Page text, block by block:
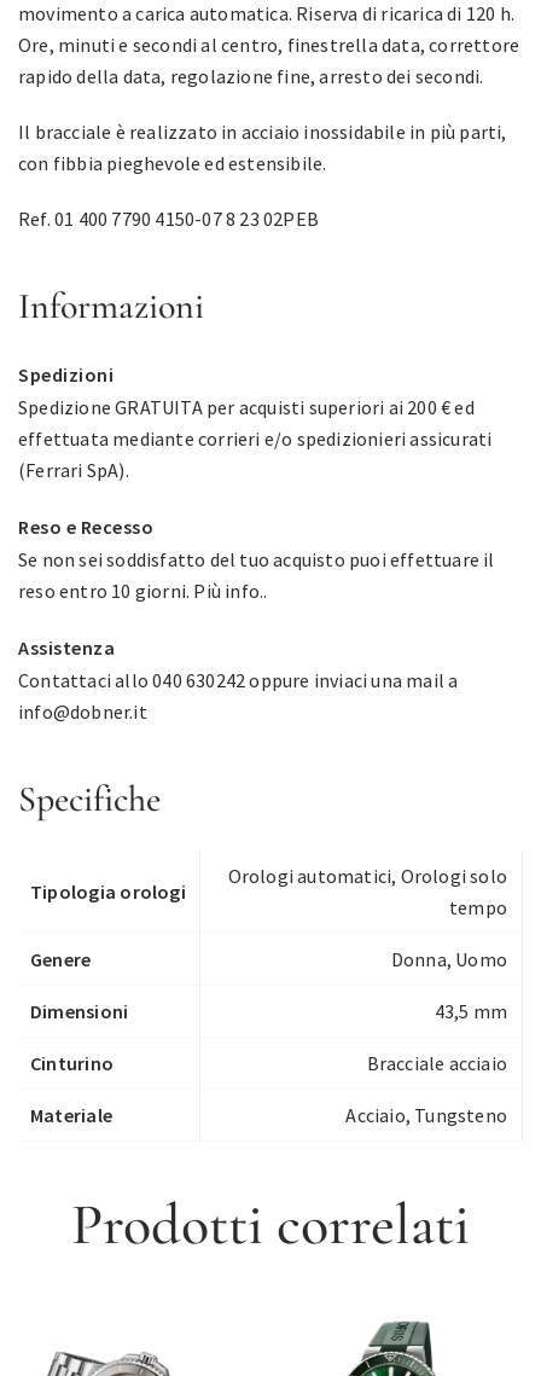
movimento a carica automatica. Riserva di ricarica di 120 h.
Ore, minuti e secondi al centro, finestrella data, correttore
rapido della data, regolazione fine, arresto dei secondi.
Il bracciale è realizzato in acciaio inossidabile in più parti,
con fibbia pieghevole ed estensibile.
Ref. 01 400 7790 4150-07 8 23 02PEB
Informazioni
Spedizioni
Spedizione GRATUITA per acquisti superiori ai 200 € ed
effettuata mediante corrieri e/o spedizionieri assicurati
(Ferrari SpA).
Reso e Recesso
Se non sei soddisfatto del tuo acquisto puoi effettuare il
reso entro 10 giorni. Più info..
Assistenza
Contattaci allo 040 630242 oppure inviaci una mail a
info@dobner.it
Specifiche
Tipologia orologi
Orologi automatici, Orologi solo
tempo
Genere Donna, Uomo
Dimensioni 43,5 mm
Cinturino Bracciale acciaio
Materiale Acciaio, Tungsteno
Prodotti correlati